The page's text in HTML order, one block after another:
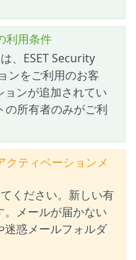
利用条件
、ESET Security
ンをご利用のお客
ンが追加されてい
の所有者のみがご利
クティベーションメ
ください。新しい有
メールが届かない
迷惑メールフォルダ